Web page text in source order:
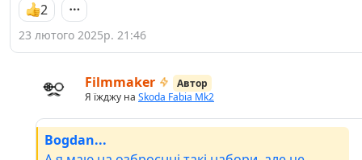
2
23 лютого 2025р. 21:46
Filmmaker
Автор
Я їжджу на Skoda Fabia Mk2
Bogdan...